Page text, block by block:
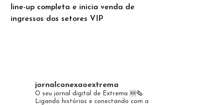
line-up completa e inicia venda de
ingressos dos setores VIP
jornalconexaoextrema
O seu jornal digital de Extrema 🆕️🗞
Ligando histórias e conectando com a